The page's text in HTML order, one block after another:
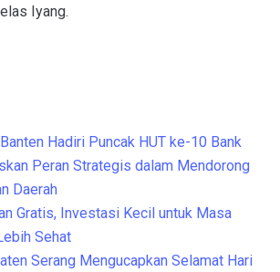
Iyang.
Hadiri Puncak HUT ke-10 Bank
Peran Strategis dalam Mendorong
Daerah
Gratis, Investasi Kecil untuk Masa
Sehat
Serang Mengucapkan Selamat Hari